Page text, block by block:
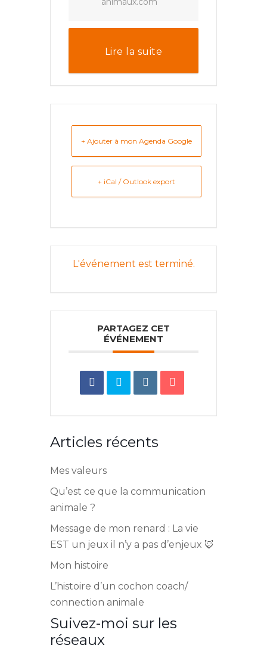
Lire la suite
+ Ajouter à mon Agenda Google
+ iCal / Outlook export
L'événement est terminé.
PARTAGEZ CET
ÉVÉNEMENT
Articles récents
Mes valeurs
Qu’est ce que la communication
animale ?
Message de mon renard : La vie
EST un jeux il n’y a pas d’enjeux 🦊
Mon histoire
L’histoire d’un cochon coach/
connection animale
Suivez-moi sur les
réseaux